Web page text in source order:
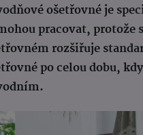
ošetřovné je
pracovat, protože
rozšiřuje
po celou dobu,